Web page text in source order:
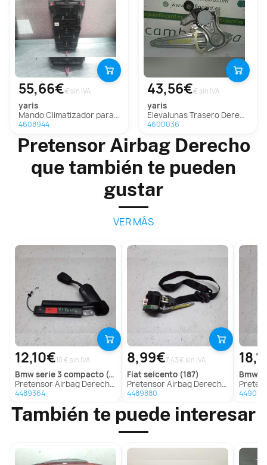
55,66€€ sin IVA
yaris
Mando Climatizador para Toyota Yaris
4608944
43,56€€ sin IVA
yaris
Elevalunas Trasero Derecho Para Toyota Yaris
4600036
Pretensor Airbag Derecho
que también te pueden
gustar
VER MÁS
12,10€10 € sin IVA
bmwserie 3 compacto (e36)
Pretensor Airbag Derecho para Bmw Serie 3 Compacto (E36)
4489364
8,99€7.43 € sin IVA
fiatseicento (187)
Pretensor Airbag Derecho para Fiat Seicento (187)
4489880
bmw
Pretensor
4490175
También te puede interesar